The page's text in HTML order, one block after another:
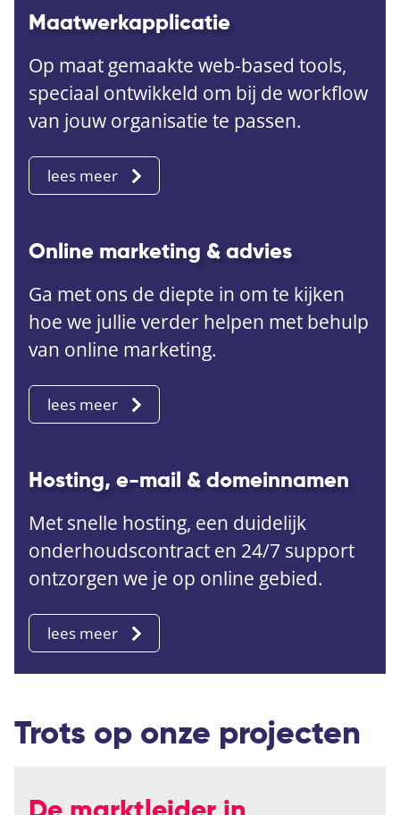
Maatwerkapplicatie
Op maat gemaakte web-based tools,
speciaal ontwikkeld om bij de workflow
van jouw organisatie te passen.
lees meer
Online marketing & advies
Ga met ons de diepte in om te kijken
hoe we jullie verder helpen met behulp
van online marketing.
lees meer
Hosting, e-mail & domeinnamen
Met snelle hosting, een duidelijk
onderhoudscontract en 24/7 support
ontzorgen we je op online gebied.
lees meer
Trots op onze projecten